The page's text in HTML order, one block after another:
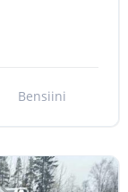
Bensiini